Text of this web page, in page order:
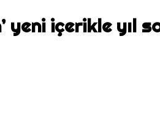
yeni içerikle yıl